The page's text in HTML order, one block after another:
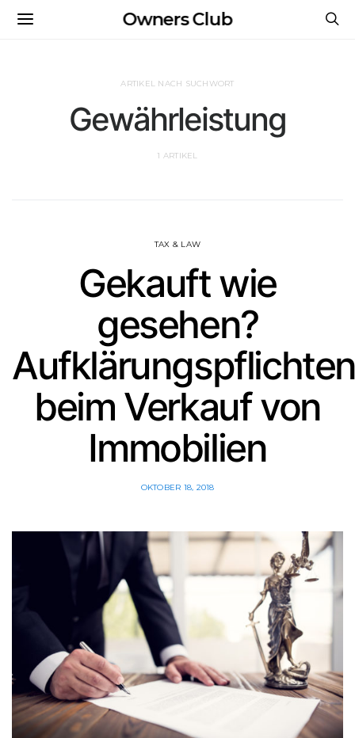
Owners Club
ARTIKEL NACH SUCHWORT
Gewährleistung
1 ARTIKEL
TAX & LAW
Gekauft wie
gesehen?
beim Verkauf von
Immobilien
OKTOBER 18, 2018